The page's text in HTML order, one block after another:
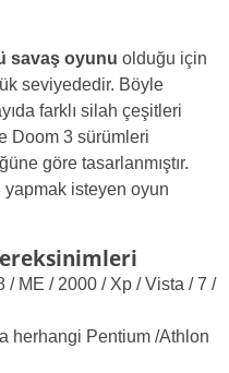
savaş oyunu olduğu için
seviyededir. Böyle
farklı silah çeşitleri
Doom 3 sürümleri
göre tasarlanmıştır.
isteyen oyun
/ ME / 2000 / Xp / Vista / 7 /
herhangi Pentium /Athlon